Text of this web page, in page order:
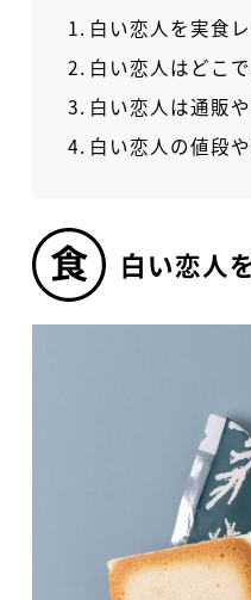
白い恋人を実食
白い恋人はどこ
白い恋人は通販
白い恋人の値段
白い恋人